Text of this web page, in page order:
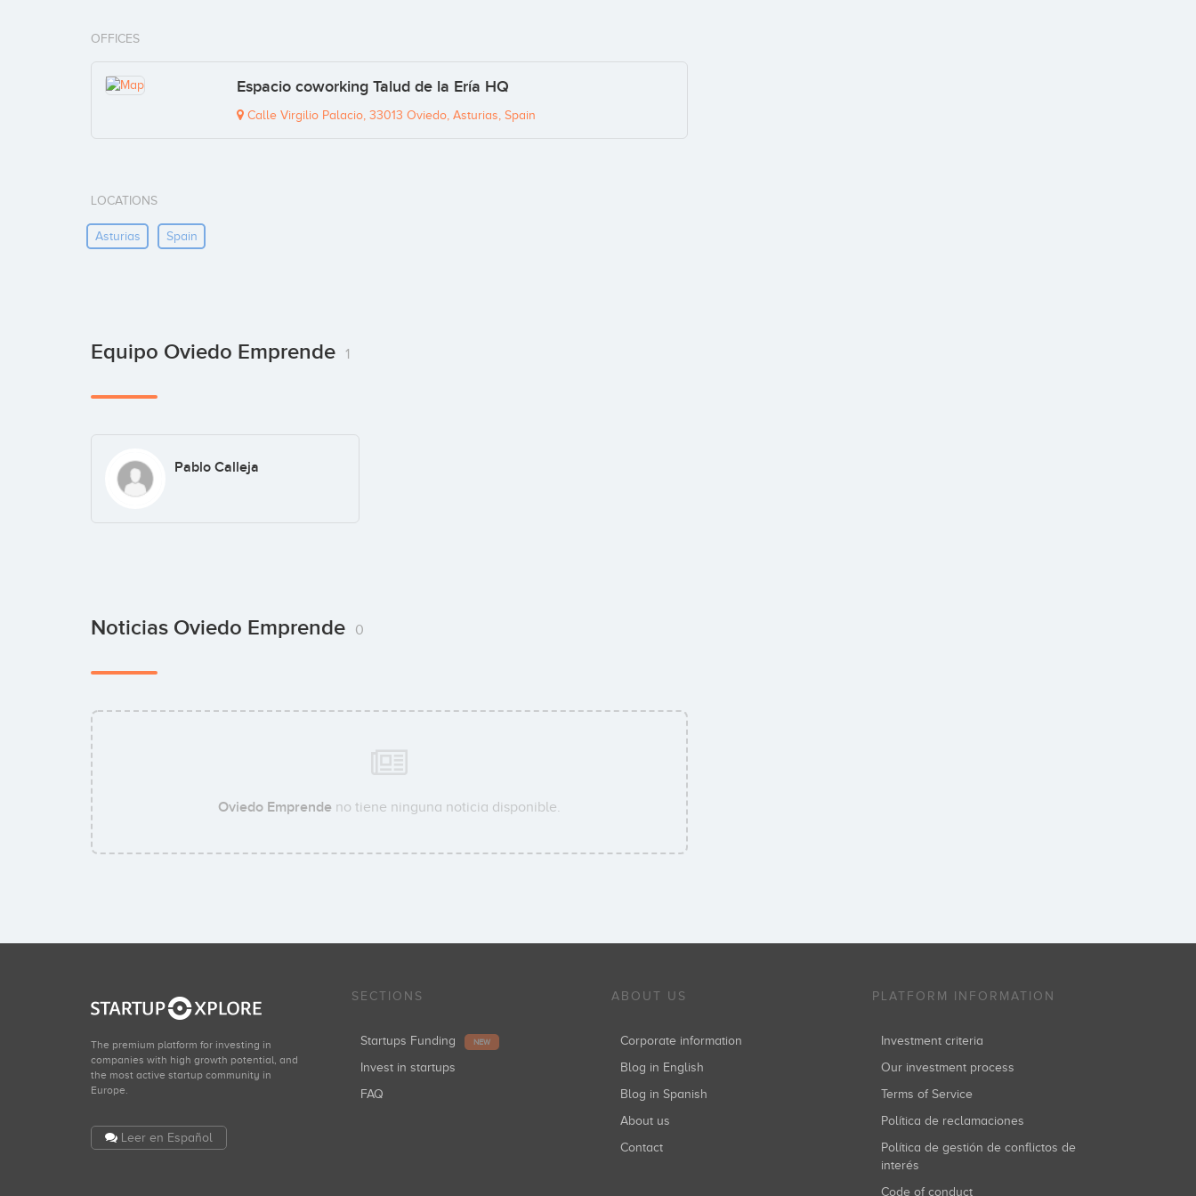
OFFICES
Espacio coworking Talud de la Ería HQ
Calle Virgilio Palacio, 33013 Oviedo, Asturias, Spain
LOCATIONS
Asturias Spain
Equipo Oviedo Emprende 1
Pablo Calleja
Noticias Oviedo Emprende 0
Oviedo Emprende no tiene ninguna noticia disponible.
The premium platform for investing in
companies with high growth potential, and
the most active startup community in
Europe.
Leer en Español
SECTIONS
Startups Funding NEW
Invest in startups
FAQ
ABOUT US
Corporate information
Blog in English
Blog in Spanish
About us
Contact
PLATFORM INFORMATION
Investment criteria
Our investment process
Terms of Service
Política de reclamaciones
Política de gestión de conflictos de
interés
Code of conduct